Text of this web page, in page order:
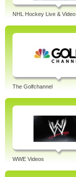
NHL Hockey Live & Video
The Golfchannel
WWE Videos